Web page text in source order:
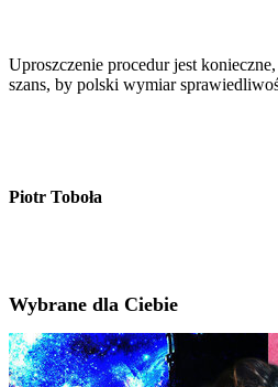
Uproszczenie procedur jest
szans, by polski wymiar
Piotr Toboła
Wybrane dla Ciebie